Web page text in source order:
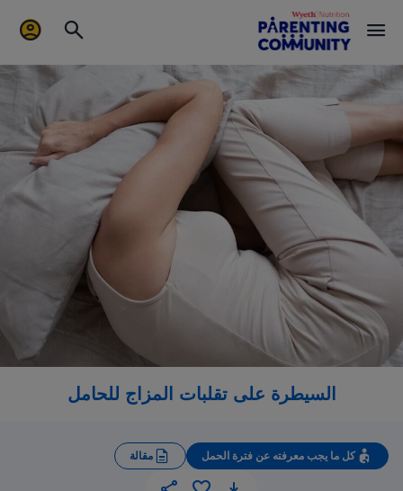
السيطرة على تقلبات المزاج للحامل
كل ما يجب معرفته عن فترة الحمل مقالة